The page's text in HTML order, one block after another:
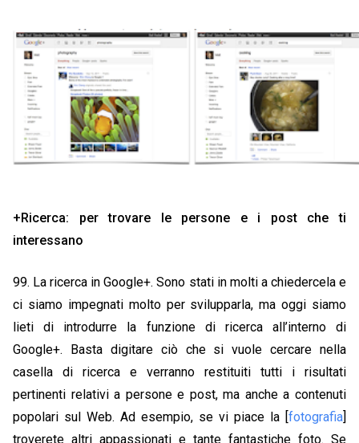
+Ricerca: per trovare le persone e i post che ti
interessano
99. La ricerca in Google+. Sono stati in molti a chiedercela e
ci siamo impegnati molto per svilupparla, ma oggi siamo
lieti di introdurre la funzione di ricerca all’interno di
Google+. Basta digitare ciò che si vuole cercare nella
casella di ricerca e verranno restituiti tutti i risultati
pertinenti relativi a persone e post, ma anche a contenuti
popolari sul Web. Ad esempio, se vi piace la [fotografia]
troverete altri appassionati e tante fantastiche foto. Se